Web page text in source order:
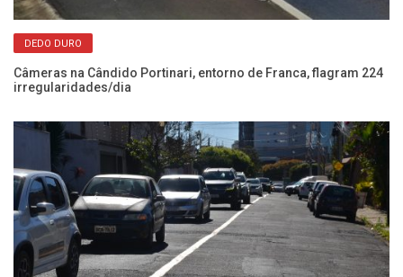
DEDO DURO
Câmeras na Cândido Portinari, entorno de Franca, flagram 224
irregularidades/dia